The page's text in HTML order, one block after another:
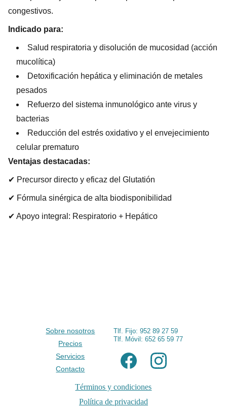
congestivos.
Indicado para:
Salud respiratoria y disolución de mucosidad (acción
mucolítica)
Detoxificación hepática y eliminación de metales
pesados
Refuerzo del sistema inmunológico ante virus y
bacterias
Reducción del estrés oxidativo y el envejecimiento
celular prematuro
Ventajas destacadas:
✔ Precursor directo y eficaz del Glutatión
✔ Fórmula sinérgica de alta biodisponibilidad
✔ Apoyo integral: Respiratorio + Hepático
Tlf. Fijo: 952 89 27 59
Tlf. Móvil: 652 65 59 77
Sobre nosotros
Precios
Servicios
Contacto
Términos y condiciones
Política de privacidad